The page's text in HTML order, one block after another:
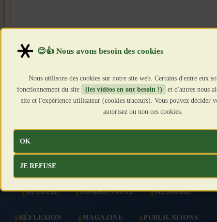
ACCUEIL COMMUNAUTÉ MÉMOIRE
RÉFLEXION MAGAZINE PUBLICATIONS
Nous utilisons des cookies sur notre site web. Certains d'entre eux
fonctionnement du site
(les vidéos en ont besoin !)
et d'autres nous
site et l'expérience utilisateur (cookies traceurs). Vous pouvez décider
autorisez ou non ces cookies.
OK
JE REFUSE